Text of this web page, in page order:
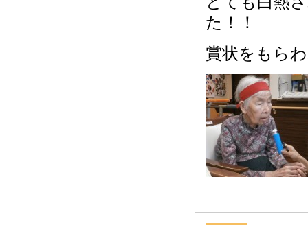
た！！
賞状をもら